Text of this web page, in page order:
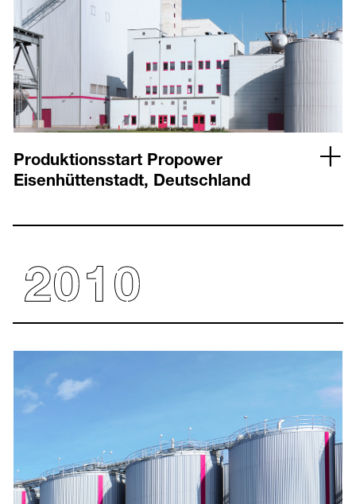
Produktionsstart Propower
Eisenhüttenstadt, Deutschland